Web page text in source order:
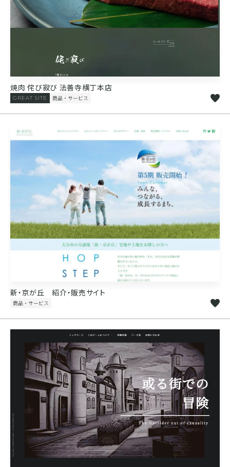
焼肉 侘び寂び 法善寺横丁本店
商品・サービス
GREAT SITE
新・京が丘 紹介・販売サイト
商品・サービス